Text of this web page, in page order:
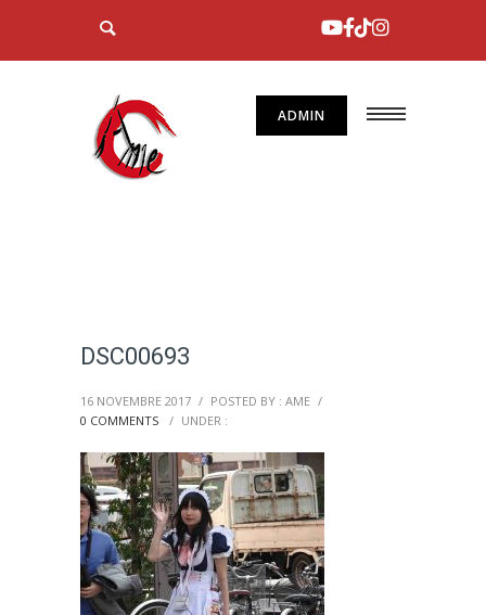
ADMIN
DSC00693
16 NOVEMBRE 2017 / POSTED BY : AME /
0 COMMENTS
/ UNDER :